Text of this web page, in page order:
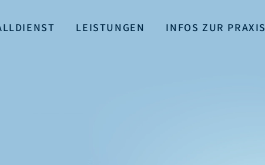
LEISTUNGEN INFOS ZUR PRAXIS